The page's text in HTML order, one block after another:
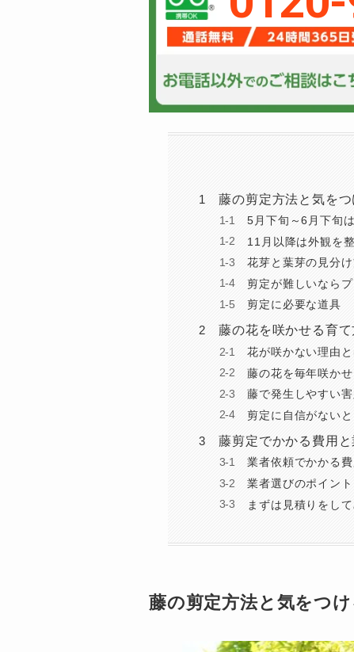
藤の剪定方法と気をつ
5月下旬～6月下旬
11月以降は外観を
花芽と葉芽の見分け
剪定が難しいならプ
剪定に必要な道具
藤の花を咲かせる育
花が咲かない理由と
藤の花を毎年咲か
藤で発生しやすい
剪定に自信がない
藤剪定でかかる費用
業者依頼でかかる
業者選びのポイント
まずは見積りをして
藤の剪定方法と気をつ